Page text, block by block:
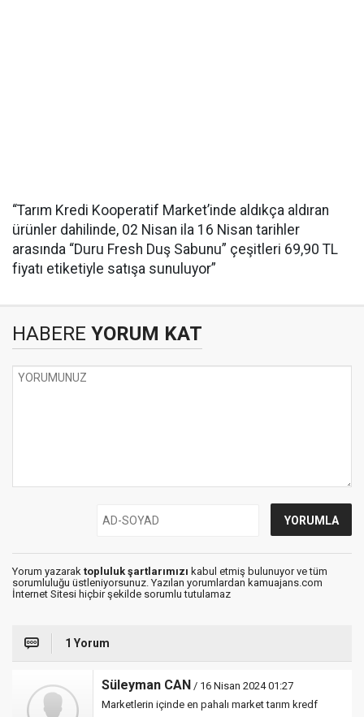
“Tarım Kredi Kooperatif Market’inde aldıkça aldıran
ürünler dahilinde, 02 Nisan ila 16 Nisan tarihler
arasında “Duru Fresh Duş Sabunu” çeşitleri 69,90 TL
fiyatı etiketiyle satışa sunuluyor”
HABERE YORUM KAT
Yorum yazarak topluluk şartlarımızı kabul etmiş bulunuyor ve tüm
sorumluluğu üstleniyorsunuz. Yazılan yorumlardan kamuajans.com
İnternet Sitesi hiçbir şekilde sorumlu tutulamaz
1 Yorum
Süleyman CAN / 16 Nisan 2024 01:27
Marketlerin içinde en pahalı market tarım kredf